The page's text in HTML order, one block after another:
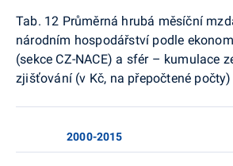
Tab. 12 Průměrná hrubá měsíční
národním hospodářství podle
(sekce CZ-NACE) a sfér – kumulace
zjišťování (v Kč, na přepočtené počty)
2000-2015